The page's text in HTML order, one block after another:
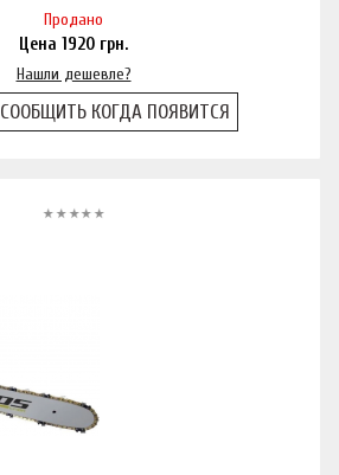
Продано
Цена 1920 грн.
Нашли дешевле?
СООБЩИТЬ КОГДА ПОЯВИТСЯ